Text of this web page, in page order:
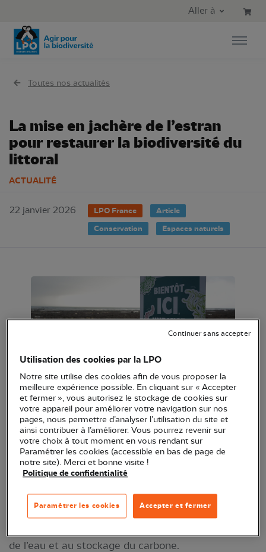
Aller au menu principal
Aller à
Toutes nos actualités
La mise en jachère de l’estran
pour restaurer la biodiversité du
littoral
ACTUALITÉ
22 janvier 2026 LPO France
Article
Conservation
Espaces naturels
Bien que le littoral français ne représente que 6 %
du territoire métropolitain, il concentre près de 12 %
de la population et de nombreux usages et abrite
également une biodiversité remarquable qui fournit
des services écosystémiques essentiels face au
changement climatique. Les zones d’estran
naturelles jouent un rôle majeur en tant que zones
tampons entre la mer et la terre, contribuant
de l’eau et au stockage du carbone.
Utilisation des cookies par la LPO
Notre site utilise des cookies afin de vous proposer la
meilleure expérience possible. En cliquant sur « Accepter
et fermer », vous autorisez le stockage de cookies sur
votre appareil pour améliorer votre navigation sur nos
pages, nous permettre d’analyser l’utilisation du site et
ainsi contribuer à l’améliorer. Vous pourrez revenir sur
votre choix à tout moment en vous rendant sur
Paramétrer les cookies (accessible en bas de page de
notre site). Merci et bonne visite !
Politique de confidentialité
Accepter et fermer
Paramétrer les cookies
Continuer sans accepter